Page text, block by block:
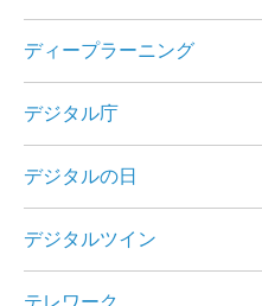
ディープラーニング
デジタル庁
デジタルの日
デジタルツイン
テレワーク